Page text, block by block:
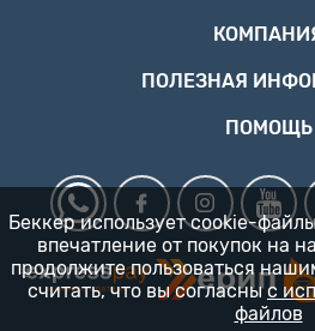
ПОЛЕЗНАЯ
ПОМОЩЬ
Беккер использует cookie-
впечатление от покупок на
продолжите пользоваться
считать, что вы согласны с
файлов